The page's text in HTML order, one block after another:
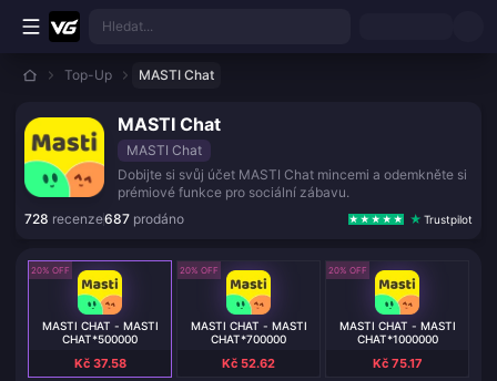
Přejít k hlavnímu obsahu
Hledat...
Top-Up MASTI Chat
MASTI Chat
MASTI Chat
Dobijte si svůj účet MASTI Chat mincemi a odemkněte si
prémiové funkce pro sociální zábavu.
728 recenze687 prodáno Trustpilot
20% OFF
MASTI CHAT - MASTI
CHAT*500000
Kč 37.58
20% OFF
MASTI CHAT - MASTI
CHAT*700000
Kč 52.62
20% OFF
MASTI CHAT - MASTI
CHAT*1000000
Kč 75.17